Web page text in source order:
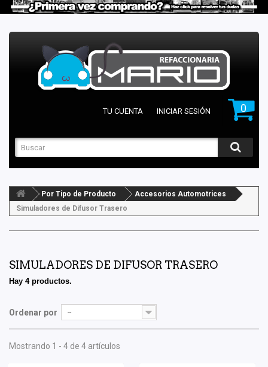
0
TU CUENTA INICIAR SESIÓN
Por Tipo de Producto
Accesorios Automotrices
Simuladores de Difusor Trasero
SIMULADORES DE DIFUSOR TRASERO
Hay 4 productos.
Ordenar por --
Mostrando 1 - 4 de 4 artículos